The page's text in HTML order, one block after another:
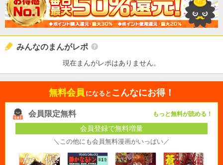
みんなのまんがレポ
現在まんがレポはありません。
無料会員 になると こんなにお得！
会員限定無料 もっと無料が読める！
会員登録で無料増量
＼この他にも会員無料漫画がいっぱい／